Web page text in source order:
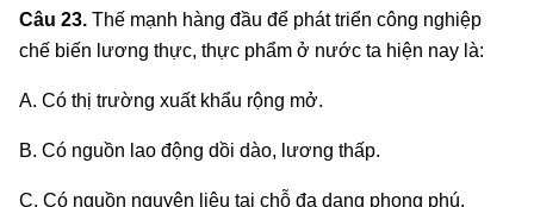
Câu 23. Thế mạnh hàng đầu để phát triển công nghiệp
chế biến lương thực, thực phẩm ở nước ta hiện nay là:
A. Có thị trường xuất khẩu rộng mở.
B. Có nguồn lao động dồi dào, lương thấp.
C. Có nguồn nguyên liệu tại chỗ đa dạng phong phú.